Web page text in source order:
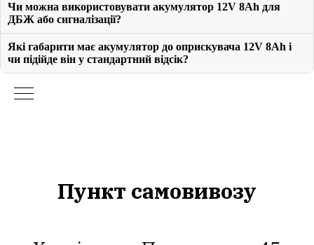
Чи можна використовувати акумулятор 12V 8Ah для
ДБЖ або сигналізації?
Які габарити має акумулятор до оприскувача 12V 8Ah і
чи підійде він у стандартний відсік?
Пункт самовивозу